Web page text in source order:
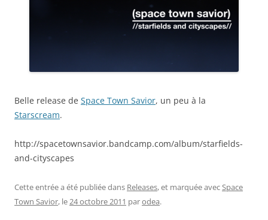
Belle release de Space Town Savior, un peu à la
Starscream.
http://spacetownsavior.bandcamp.com/album/starfields-
and-cityscapes
Cette entrée a été publiée dans Releases, et marquée avecSpace
Town Savior, le24 octobre 2011 parodea.